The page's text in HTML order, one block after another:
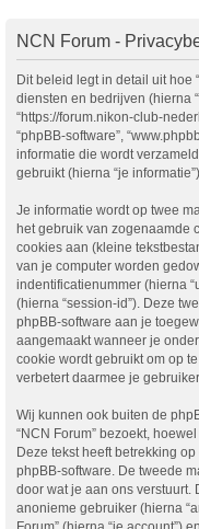
NCN Forum -
Dit beleid legt in detail uit hoe
diensten en bedrijven (hierna
“https://forum.nikon-club-
“phpBB-software”,
informatie die wordt
gebruikt (hierna “je informatie”).
Je informatie wordt op twee
het gebruik van zogenaamde
cookies aan (kleine
van je computer worden
indentificatienummer (hierna
(hierna “session-id”). Deze
phpBB-software aan je
aangemaakt wanneer je
cookie wordt gebruikt om op
verbetert daarmee je
Wij kunnen ook buiten de
“NCN Forum” bezoekt,
Deze tekst heeft betrekking
phpBB-software. De tweede
door wat je aan ons verstuurt.
anonieme gebruiker (hierna